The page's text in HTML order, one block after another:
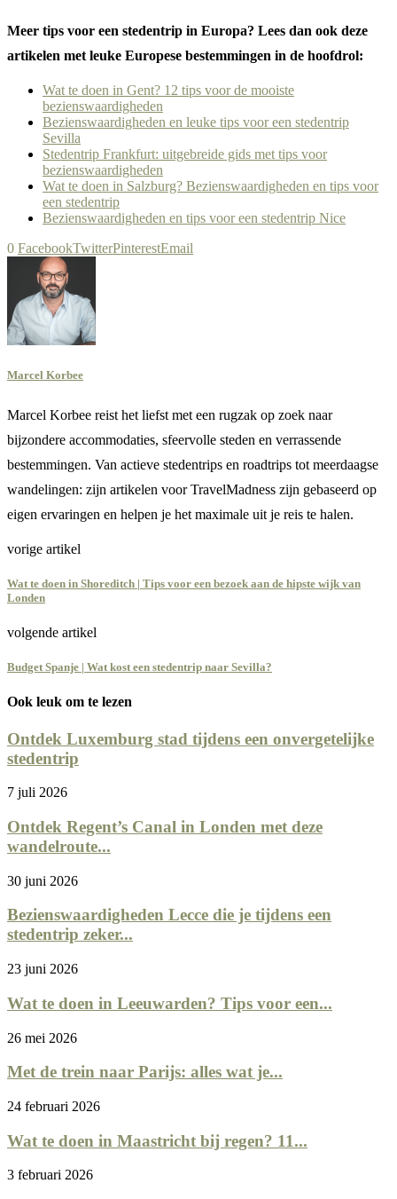
Meer tips voor een stedentrip in Europa? Lees dan ook deze
artikelen met leuke Europese bestemmingen in de hoofdrol:
Wat te doen in Gent? 12 tips voor de mooiste
bezienswaardigheden
Bezienswaardigheden en leuke tips voor een stedentrip
Sevilla
Stedentrip Frankfurt: uitgebreide gids met tips voor
bezienswaardigheden
Wat te doen in Salzburg? Bezienswaardigheden en tips voor
een stedentrip
Bezienswaardigheden en tips voor een stedentrip Nice
0 FacebookTwitterPinterestEmail
Marcel Korbee
Marcel Korbee reist het liefst met een rugzak op zoek naar
bijzondere accommodaties, sfeervolle steden en verrassende
bestemmingen. Van actieve stedentrips en roadtrips tot meerdaagse
wandelingen: zijn artikelen voor TravelMadness zijn gebaseerd op
eigen ervaringen en helpen je het maximale uit je reis te halen.
vorige artikel
Wat te doen in Shoreditch | Tips voor een bezoek aan de hipste wijk van
Londen
volgende artikel
Budget Spanje | Wat kost een stedentrip naar Sevilla?
Ook leuk om te lezen
Ontdek Luxemburg stad tijdens een onvergetelijke
stedentrip
7 juli 2026
Ontdek Regent’s Canal in Londen met deze
wandelroute...
30 juni 2026
Bezienswaardigheden Lecce die je tijdens een
stedentrip zeker...
23 juni 2026
Wat te doen in Leeuwarden? Tips voor een...
26 mei 2026
Met de trein naar Parijs: alles wat je...
24 februari 2026
Wat te doen in Maastricht bij regen? 11...
3 februari 2026